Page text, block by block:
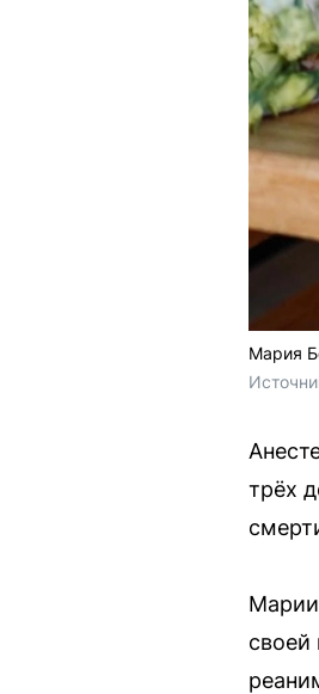
Мария
трёх
Марии
своей